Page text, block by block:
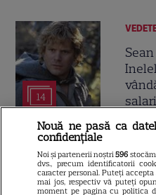
14
Nouă ne pasă ca
confidențiale
Noi și partenerii noștri596
dvs., precum identificatorii
caracter personal. Puteți
mai jos, respectiv vă puteți
moment pe pagina cu politica